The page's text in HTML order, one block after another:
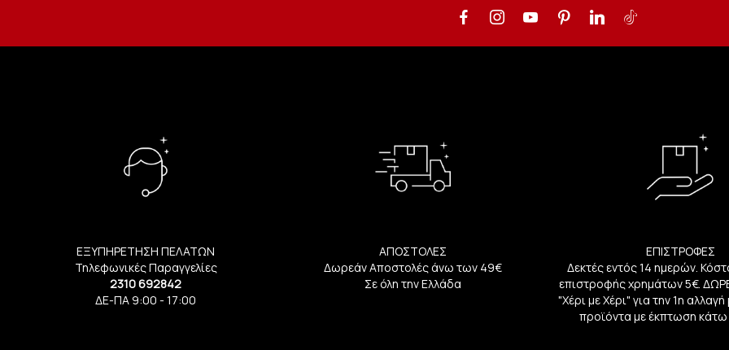
ΕΞΥΠΗΡΕΤΗΣΗ ΠΕΛΑΤΩΝ
Τηλεφωνικές Παραγγελίες
2310 692842
ΔΕ-ΠΑ 9:00 - 17:00
ΑΠΟΣΤΟΛΕΣ
Δωρεάν Αποστολές άνω των 49€
Σε όλη την Ελλάδα
ΕΠΙΣΤΡΟΦΕΣ
Δεκτές εντός 14 ημερών.
επιστροφής χρημάτων 5€.
"Χέρι με Χέρι" για την 1η
προϊόντα με έκπτωση